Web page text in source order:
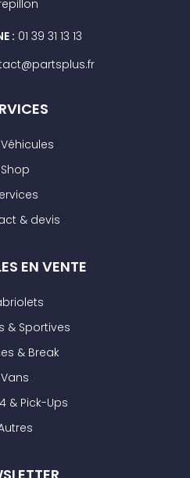
: 01 39 31 13 13
Shop
& devis
EN VENTE
& Sportives
& Break
Vans
& Pick-Ups